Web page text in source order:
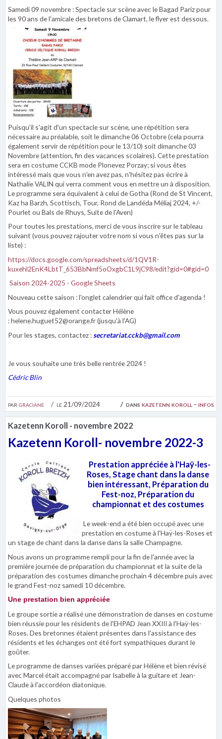
par graciane le 21/09/2024 dans kazetenn koroll - infos
Samedi 09 novembre : Spectacle sur scène avec le Bagad Pariz pour
les 90 ans de l'amicale des bretons de Clamart, le flyer est dessous.
Puisqu'il s'agit d'un spectacle sur scène, une répétition sera
nécessaire au préalable, soit le dimanche 06 Octobre (cela pourra
également servir de répétition pour le 13/10) soit dimanche 03
Novembre (attention, fin des vacances scolaires). Cette prestation
sera en costume CCKB mode Plonevez Porzay; si vous êtes
intéressé mais que vous n'en avez pas, n'hésitez pas écrire à
Nathalie VALIN qui verra comment vous en mettre un à disposition.
Le programme sera équivalent à celui de Gotha (Rond de St Vincent,
Kaz ha Barzh, Scottisch, Tour, Rond de Landéda Méliaj 2024, +/-
Pourlet ou Bals de Rhuys, Suite de l'Aven)
Pour toutes les prestations, merci de vous inscrire sur le tableau
suivant (vous pouvez rajouter votre nom si vous n'êtes pas sur la
liste) :
https://docs.google.com/spreadsheets/d/1QV1R-
kuxehl2EnK4LbtT_653BbNmf5oOxgbC1L9jC98/edit?gid=0#gid=0
Saison 2024-2025 - Google Sheets
Nouveau cette saison : l'onglet calendrier qui fait office d'agenda !
Vous pouvez également contacter Hélène
: helene.huguet52@orange.fr (jusqu'à l'AG)
Pour les stages, contactez : secretariat.cckb@gmail.com
Je vous souhaite une très belle rentrée 2024 !
Cédric Blin
Kazetenn Koroll - novembre 2022
Kazetenn Koroll- novembre 2022-3
Prestation appréciée à l'Haÿ-les-
Roses, Stage chant dans la danse
bien intéressant, Préparation du
Fest-noz, Préparation du
championnat et des costumes
Le week-end a été bien occupé avec une
prestation en costume à l'Haÿ-les-Roses et
un stage de chant dans la danse dans la salle Champagne.
Nous avons un programme rempli pour la fin de l'année avec la
première journée de préparation du championnat et la suite de la
préparation des costumes dimanche prochain 4 décembre puis avec
le grand Fest-noz samedi 10 décembre.
Une prestation bien appréciée
Le groupe sortie a réalisé une démonstration de danses en costume
bien réussie pour les résidents de l'EHPAD Jean XXIII à l'Haÿ-les-
Roses. Des bretonnes étaient présentes dans l'assistance des
résidents et les échanges ont été fort sympathiques durant le
goûter.
Le programme de danses variées préparé par Hélène et bien révisé
avec Marcel était accompagné par Isabelle à la guitare et Jean-
Claude à l'accordéon diatonique.
Quelques photos